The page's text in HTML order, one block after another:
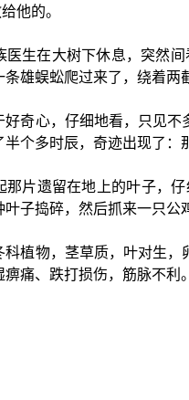
他的。
医生在大树下休息，突然
雄蜈蚣爬过来了，绕着两
好奇心，仔细地看，只见
个多时辰，奇迹出现了：
那片遗留在地上的叶子，
子捣碎，然后抓来一只公
科植物，茎草质，叶对生
痛、跌打损伤，筋脉不利